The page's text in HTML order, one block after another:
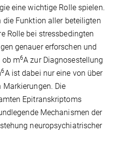
eine wichtige Rolle spielen.
Funktion aller beteiligten
Rolle bei stressbedingten
genauer erforschen und
ob m6A zur Diagnosestellung
6A ist dabei nur eine von über
Die
Epitranskriptoms
Mechanismen der
neuropsychiatrischer